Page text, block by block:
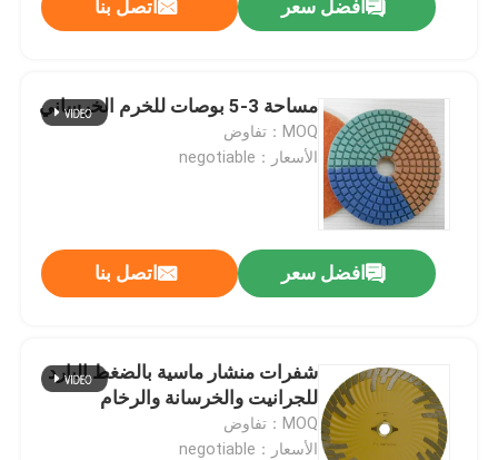
افضل سعر اتصل بنا
مساحة 3-5 بوصات للخرم الخرساني
MOQ：تفاوض
الأسعار：negotiable
افضل سعر اتصل بنا
شفرات منشار ماسية بالضغط البارد
للجرانيت والخرسانة والرخام
MOQ：تفاوض
الأسعار：negotiable